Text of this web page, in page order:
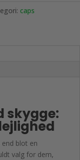
caps
skygge:
blot en
valg for dem,